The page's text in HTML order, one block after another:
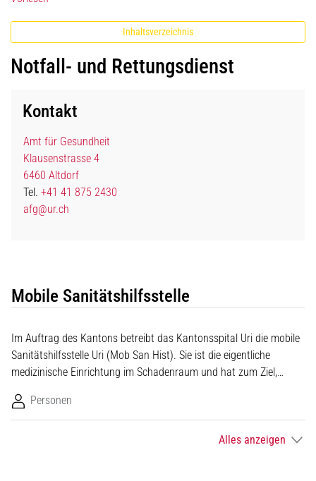
Inhaltsverzeichnis
Notfall- und Rettungsdienst
Kontakt
Amt für Gesundheit
Klausenstrasse 4
6460 Altdorf
Tel. +41 41 875 2430
afg@ur.ch
Mobile Sanitätshilfsstelle
Im Auftrag des Kantons betreibt das Kantonsspital Uri die mobile
Sanitätshilfsstelle Uri (Mob San Hist). Sie ist die eigentliche
medizinische Einrichtung im Schadenraum und hat zum Ziel,…
Personen
Alles anzeigen